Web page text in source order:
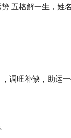
五格解一生，姓
，调旺补缺，助运